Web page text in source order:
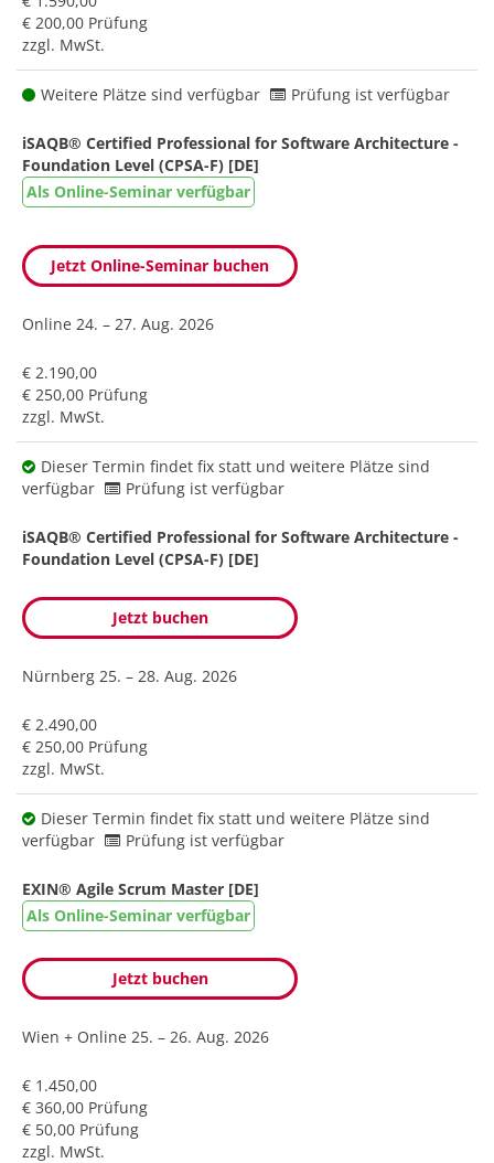
€ 200,00 Prüfung
zzgl. MwSt.
Weitere Plätze sind verfügbar Prüfung ist verfügbar
iSAQB® Certified Professional for Software Architecture -
Foundation Level (CPSA-F) [DE]
Als Online-Seminar verfügbar
Jetzt Online-Seminar buchen
Online 24. – 27. Aug. 2026
€ 2.190,00
€ 250,00 Prüfung
zzgl. MwSt.
Dieser Termin findet fix statt und weitere Plätze sind
verfügbar
Prüfung ist verfügbar
iSAQB® Certified Professional for Software Architecture -
Foundation Level (CPSA-F) [DE]
Jetzt buchen
Nürnberg 25. – 28. Aug. 2026
€ 2.490,00
€ 250,00 Prüfung
zzgl. MwSt.
Dieser Termin findet fix statt und weitere Plätze sind
verfügbar
Prüfung ist verfügbar
EXIN® Agile Scrum Master [DE]
Als Online-Seminar verfügbar
Jetzt buchen
Wien + Online 25. – 26. Aug. 2026
€ 1.450,00
€ 360,00 Prüfung
€ 50,00 Prüfung
zzgl. MwSt.